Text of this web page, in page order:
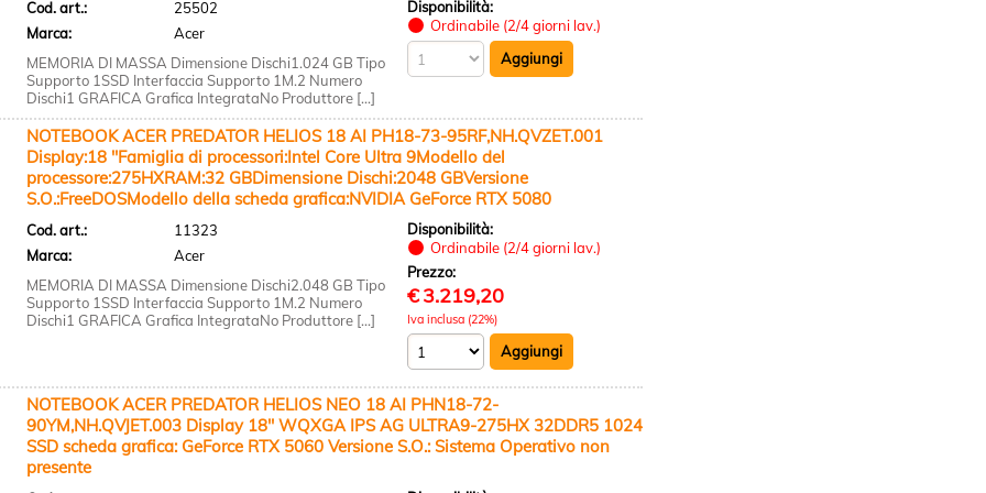
Cod. art.:
25502
Marca:
Acer
MEMORIA DI MASSA Dimensione Dischi1.024 GB Tipo
Supporto 1SSD Interfaccia Supporto 1M.2 Numero
Dischi1 GRAFICA Grafica IntegrataNo Produttore [...]
Disponibilità:
Ordinabile (2/4 giorni lav.)
NOTEBOOK ACER PREDATOR HELIOS 18 AI PH18-73-95RF,NH.QVZET.001
Display:18 ''Famiglia di processori:Intel Core Ultra 9Modello del
processore:275HXRAM:32 GBDimensione Dischi:2048 GBVersione
S.O.:FreeDOSModello della scheda grafica:NVIDIA GeForce RTX 5080
Cod. art.:
11323
Marca:
Acer
MEMORIA DI MASSA Dimensione Dischi2.048 GB Tipo
Supporto 1SSD Interfaccia Supporto 1M.2 Numero
Dischi1 GRAFICA Grafica IntegrataNo Produttore [...]
Disponibilità:
Ordinabile (2/4 giorni lav.)
Prezzo:
€3.219,20
Iva inclusa (22%)
NOTEBOOK ACER PREDATOR HELIOS NEO 18 AI PHN18-72-
90YM,NH.QVJET.003 Display 18" WQXGA IPS AG ULTRA9-275HX 32DDR5 1024
SSD scheda grafica: GeForce RTX 5060 Versione S.O.: Sistema Operativo non
presente